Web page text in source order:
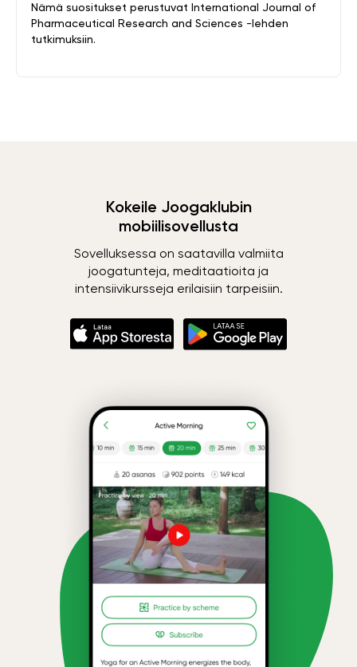
Nämä suositukset perustuvat International Journal of
Pharmaceutical Research and Sciences -lehden
tutkimuksiin.
Kokeile Joogaklubin
mobiilisovellusta
Sovelluksessa on saatavilla valmiita
joogatunteja, meditaatioita ja
intensiivikursseja erilaisiin tarpeisiin.